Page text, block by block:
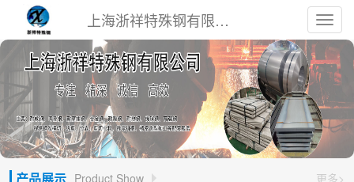
上海浙祥特殊钢有限公司
Product Show 更多>